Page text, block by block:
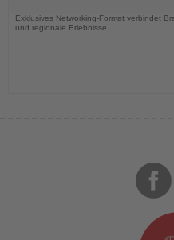
Exklusives Networking-Format verbindet
und regionale Erlebnisse